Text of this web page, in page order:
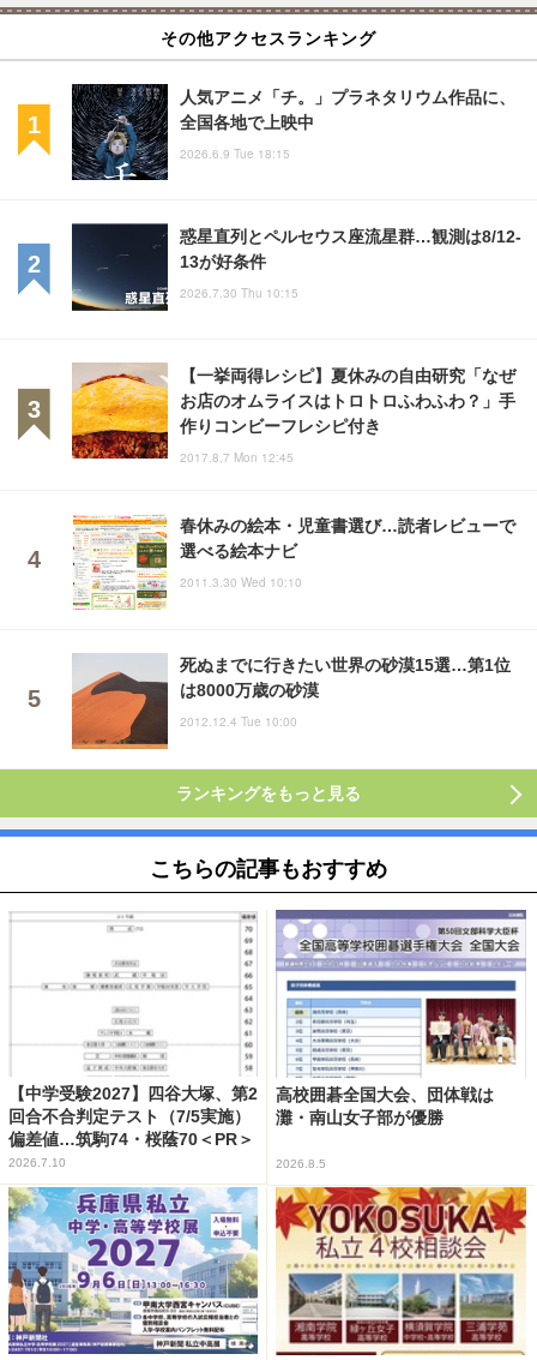
その他アクセスランキング
人気アニメ「チ。」プラネタリウム作品に、
全国各地で上映中
2026.6.9 Tue 18:15
惑星直列とペルセウス座流星群…観測は8/12-
13が好条件
2026.7.30 Thu 10:15
【一挙両得レシピ】夏休みの自由研究「なぜ
お店のオムライスはトロトロふわふわ？」手
作りコンビーフレシピ付き
2017.8.7 Mon 12:45
春休みの絵本・児童書選び…読者レビューで
選べる絵本ナビ
2011.3.30 Wed 10:10
死ぬまでに行きたい世界の砂漠15選…第1位
は8000万歳の砂漠
2012.12.4 Tue 10:00
ランキングをもっと見る
こちらの記事もおすすめ
【中学受験2027】四谷大塚、第2
回合不合判定テスト（7/5実施）
偏差値…筑駒74・桜蔭70＜PR＞
2026.7.10
高校囲碁全国大会、団体戦は
灘・南山女子部が優勝
2026.8.5